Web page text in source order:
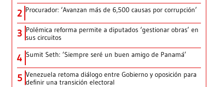
2 Procurador: ‘Avanzan más de 6,500 causas por corrupción’
3 Polémica reforma permite a diputados ‘gestionar obras’ en
sus circuitos
4 Sumit Seth: ‘Siempre seré un buen amigo de Panamá’
5 Venezuela retoma diálogo entre Gobierno y oposición para
definir una transición electoral